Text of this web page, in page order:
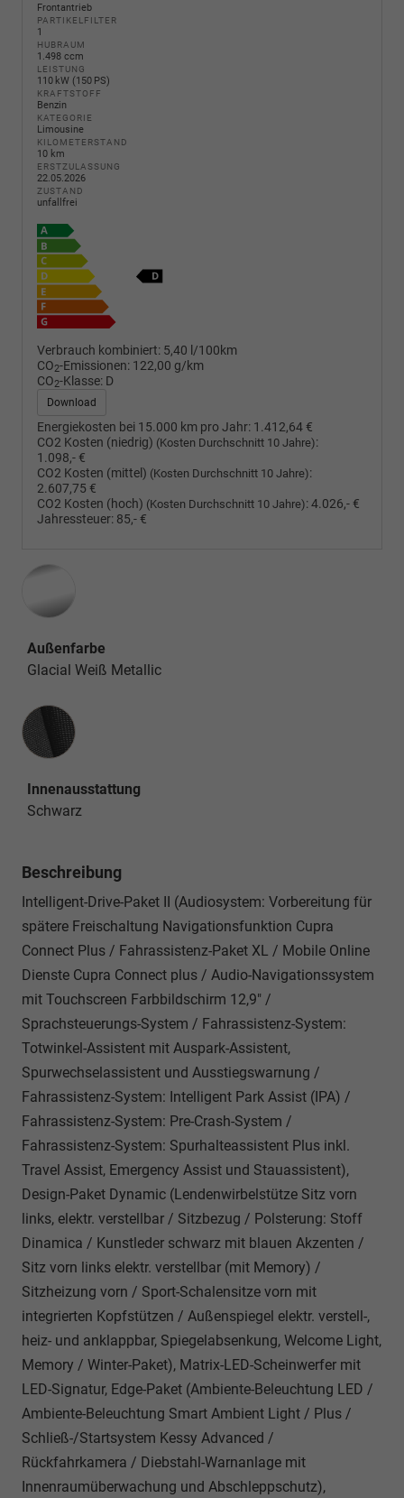
Frontantrieb
PARTIKELFILTER
1
HUBRAUM
1.498 ccm
LEISTUNG
110 kW (150 PS)
KRAFTSTOFF
Benzin
KATEGORIE
Limousine
KILOMETERSTAND
10 km
ERSTZULASSUNG
22.05.2026
ZUSTAND
unfallfrei
Verbrauch kombiniert: 5,40 l/100km
CO2-Emissionen: 122,00 g/km
CO2-Klasse: D
Download
Energiekosten bei 15.000 km pro Jahr: 1.412,64 €
CO2 Kosten (niedrig) (Kosten Durchschnitt 10 Jahre):
1.098,- €
CO2 Kosten (mittel) (Kosten Durchschnitt 10 Jahre):
2.607,75 €
CO2 Kosten (hoch) (Kosten Durchschnitt 10 Jahre):4.026,- €
Jahressteuer: 85,- €
Außenfarbe
Glacial Weiß Metallic
Innenausstattung
Innenausstattung
Schwarz
Beschreibung
Intelligent-Drive-Paket II (Audiosystem: Vorbereitung für
spätere Freischaltung Navigationsfunktion Cupra
Connect Plus / Fahrassistenz-Paket XL / Mobile Online
Dienste Cupra Connect plus / Audio-Navigationssystem
mit Touchscreen Farbbildschirm 12,9" /
Sprachsteuerungs-System / Fahrassistenz-System:
Totwinkel-Assistent mit Auspark-Assistent,
Spurwechselassistent und Ausstiegswarnung /
Fahrassistenz-System: Intelligent Park Assist (IPA) /
Fahrassistenz-System: Pre-Crash-System /
Fahrassistenz-System: Spurhalteassistent Plus inkl.
Travel Assist, Emergency Assist und Stauassistent),
Design-Paket Dynamic (Lendenwirbelstütze Sitz vorn
links, elektr. verstellbar / Sitzbezug / Polsterung: Stoff
Dinamica / Kunstleder schwarz mit blauen Akzenten /
Sitz vorn links elektr. verstellbar (mit Memory) /
Sitzheizung vorn / Sport-Schalensitze vorn mit
integrierten Kopfstützen / Außenspiegel elektr. verstell-,
heiz- und anklappbar, Spiegelabsenkung, Welcome Light,
Memory / Winter-Paket), Matrix-LED-Scheinwerfer mit
LED-Signatur, Edge-Paket (Ambiente-Beleuchtung LED /
Ambiente-Beleuchtung Smart Ambient Light / Plus /
Schließ-/Startsystem Kessy Advanced /
Rückfahrkamera / Diebstahl-Warnanlage mit
Innenraumüberwachung und Abschleppschutz),